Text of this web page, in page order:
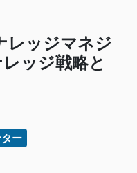
レッジマネジ
ッジ戦略と
ー